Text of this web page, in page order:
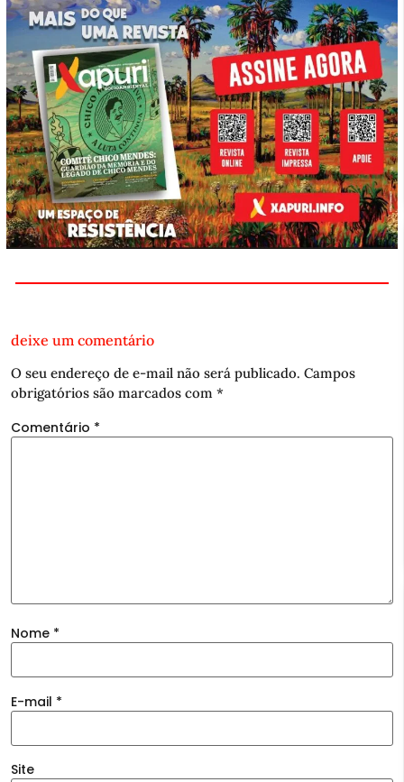
deixe um comentário
O seu endereço de e-mail não será publicado. Campos
obrigatórios são marcados com *
Comentário *
Nome *
E-mail *
Site